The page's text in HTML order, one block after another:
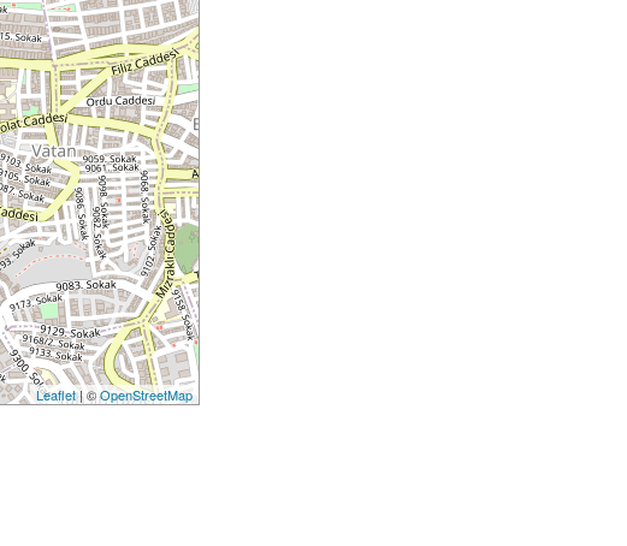
Leaflet| ©OpenStreetMap